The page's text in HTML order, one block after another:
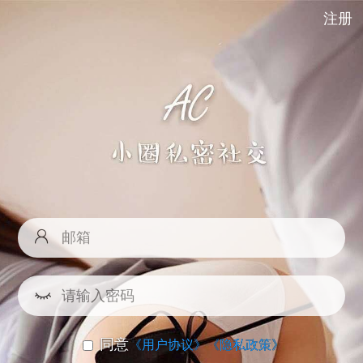
注册
同意《用户协议》《隐私政策》